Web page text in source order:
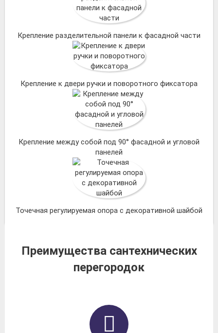
Крепление разделительной панели к фасадной части
Крепление к двери ручки и поворотного фиксатора
Крепление между собой под 90° фасадной и угловой
панелей
Точечная регулируемая опора с декоративной шайбой
Преимущества сантехнических
перегородок